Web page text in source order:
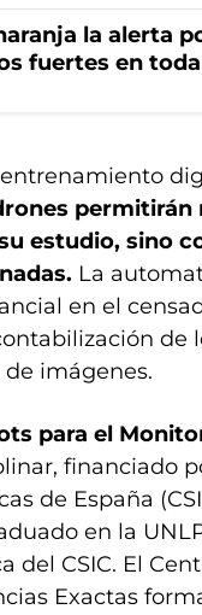
la alerta
fuertes en
permitirán
estudio, sino
La
en el
de
de imágenes.
para el
financiado
de España
en la
del CSIC. El
Exactas